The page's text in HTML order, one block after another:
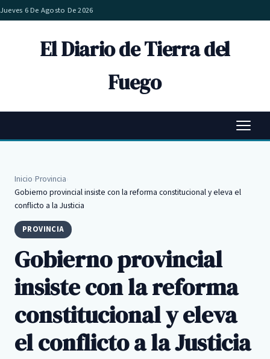
Jueves 6 De Agosto De 2026
El Diario de Tierra del
Fuego
Inicio Provincia
Gobierno provincial insiste con la reforma constitucional y eleva el
conflicto a la Justicia
PROVINCIA
Gobierno provincial
insiste con la reforma
constitucional y eleva
el conflicto a la Justicia